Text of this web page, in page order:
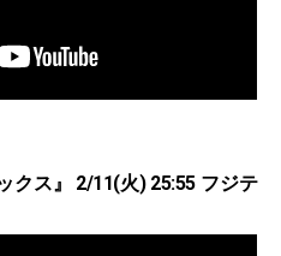
クス』 2/11(火) 25:55 フジテ